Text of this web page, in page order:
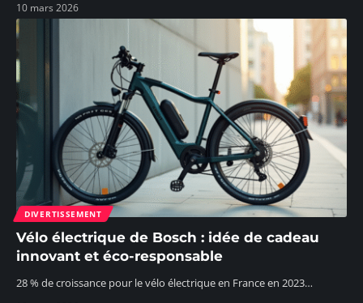
10 mars 2026
DIVERTISSEMENT
Vélo électrique de Bosch : idée de cadeau
innovant et éco-responsable
28 % de croissance pour le vélo électrique en France en 2023…